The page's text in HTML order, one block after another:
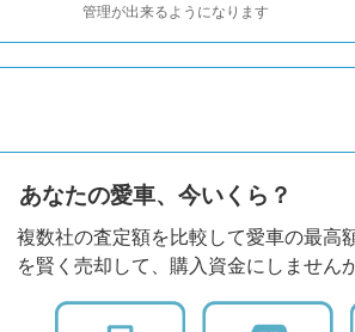
管理が出来るようになります
あなたの愛車、今いくら？
複数社の査定額を比較して愛車の最高
を賢く売却して、購入資金にしません